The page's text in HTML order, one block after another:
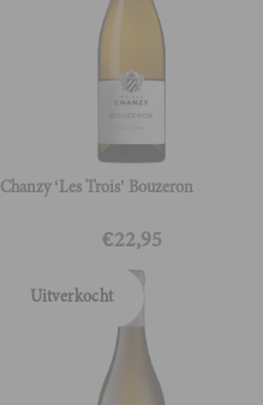
Chanzy ‘Les Trois’ Bouzeron
€22,95
Uitverkocht